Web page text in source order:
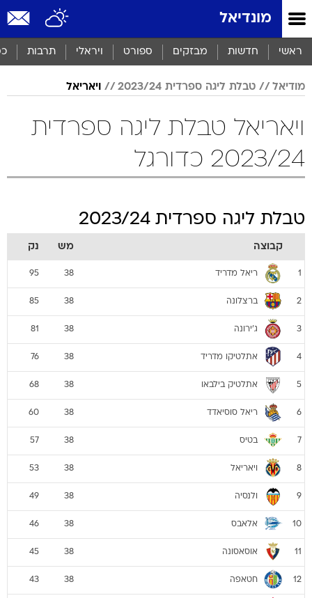
מונדיאל
ראשי חדשות מבזקים ספורט ויראלי תרבות
מודיאל טבלת ליגה ספרדית 2023/24 ויאריאל
ויאריאל טבלת ליגה ספרדית
2023/24 כדורגל
טבלת ליגה ספרדית 2023/24
קבוצה מש נק
1 ריאל מדריד 38
95
2 ברצלונה 38
85
3 ג'ירונה 38
81
4 אתלטיקו מדריד 38
76
5 אתלטיק בילבאו 38
68
6 ריאל סוסיאדד 38
60
7 בטיס 38
57
8 ויאריאל 38
53
9 ולנסיה 38
49
10 אלאבס 38
46
11 אוסאסונה 38
45
12 חטאפה 38
43